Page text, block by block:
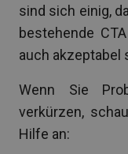
sind sich einig,
bestehende
auch akzeptabel
Wenn Sie
verkürzen,
Hilfe an: